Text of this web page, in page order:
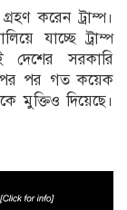
করেন ট্রাম্প।
যাচ্ছে ট্রাম্প
দেশের সরকারি
পর গত কয়েক
মুক্তিও দিয়েছে।